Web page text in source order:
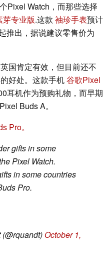
Pixel Watch，而那些选择
芽专业版.这款 袖珍手表预计
推出，据说建议零售价为
国肯定有效，但目前还不
好处。这款手机谷歌Pixel
耳机作为预购礼物，而早期
Buds A。
Pro。
gifts in some
Pixel Watch.
in some countries
Pro.
October 1,